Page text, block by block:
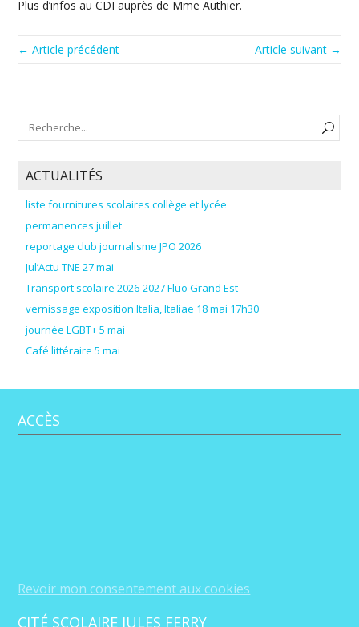
Plus d’infos au CDI auprès de Mme Authier.
← Article précédent Article suivant →
ACTUALITÉS
liste fournitures scolaires collège et lycée
permanences juillet
reportage club journalisme JPO 2026
Jul’Actu TNE 27 mai
Transport scolaire 2026-2027 Fluo Grand Est
vernissage exposition Italia, Italiae 18 mai 17h30
journée LGBT+ 5 mai
Café littéraire 5 mai
ACCÈS
Revoir mon consentement aux cookies
CITÉ SCOLAIRE JULES FERRY